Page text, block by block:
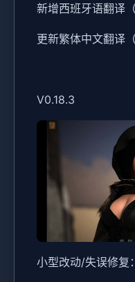
新增西班牙语翻译
更新繁体中文翻译
V0.18.3
小型改动/失误修复：